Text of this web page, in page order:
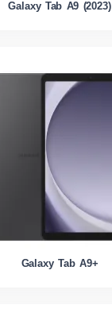
Galaxy Tab A9 (2023)
Galaxy Tab A9+